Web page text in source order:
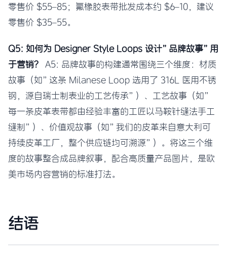
零售价 $55–85；氟橡胶表带批发成本约 $6–10，建议
零售价 $35–55。
Q5: 如何为 Designer Style Loops 设计”品牌故事”用
于营销？ A5: 品牌故事的构建通常围绕三个维度：材质
故事（如”这条 Milanese Loop 选用了 316L 医用不锈
钢，源自瑞士制表业的工艺传承”）、工艺故事（如”
每一条皮革表带都由经验丰富的工匠以马鞍针缝法手工
缝制”）、价值观故事（如”我们的皮革来自意大利可
持续皮革工厂，整个供应链均可溯源”）。将这三个维
度的故事整合成品牌叙事，配合高质量产品图片，是欧
美市场内容营销的标准打法。
结语